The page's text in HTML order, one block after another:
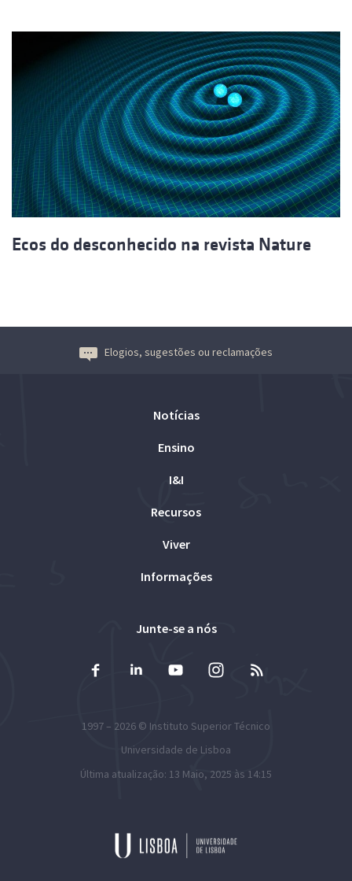
Ecos do desconhecido na revista Nature
Elogios, sugestões ou reclamações
Notícias
Ensino
I&I
Recursos
Viver
Informações
Junte-se a nós
1997 – 2026 © Instituto Superior Técnico
Universidade de Lisboa
Última atualização: 13 Maio, 2025 às 14:15